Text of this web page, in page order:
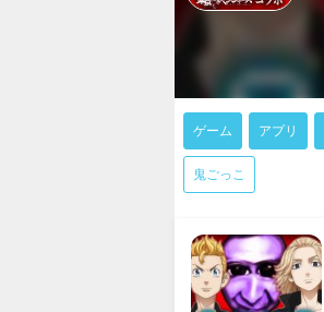
ゲーム アプリ
鬼ごっこ